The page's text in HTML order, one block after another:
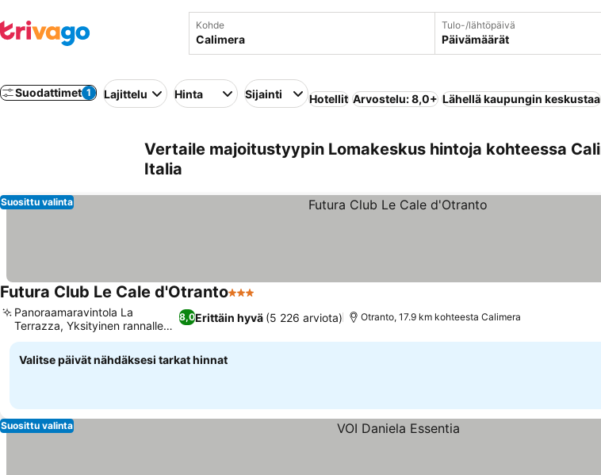
Kohde Tulo-/lähtöpäivä
Päivämäärät
Suodattimet 1 Lajittelu Hinta Sijainti Hotellit Arvostelu: 8,0+ Lähellä kaupungin keskustaa
Vertaile majoitustyypin Lomakeskus hintoja kohteessa
Italia
Suosittu valinta
Futura Club Le Cale d'Otranto3 Tähtiluokitus
8,0Erittäin hyvä (5 226 arviota)
Panoraamaravintola La
Terrazza, Yksityinen rannalle
pääsy
Otranto, 17.9 km kohteesta Calimera
Valitse päivät nähdäksesi tarkat hinnat
Suosittu valinta